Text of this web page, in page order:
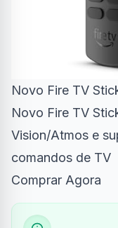
Novo Fire TV
Novo Fire TV
Vision/Atmos e
comandos de TV
Comprar Agora